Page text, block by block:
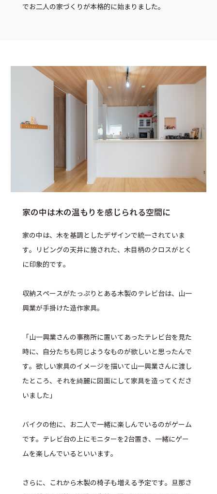
でお二人の家づくりが本格的に始まりました。
家の中は木の温もりを感じられる空間に
家の中は、木を基調としたデザインで統一されていま
す。リビングの天井に施された、木目柄のクロスがとく
に印象的です。
収納スペースがたっぷりとある木製のテレビ台は、山一
興業が手掛けた造作家具。
「山一興業さんの事務所に置いてあったテレビ台を見た
時に、自分たちも同じようなものが欲しいと思ったんで
す。欲しい家具のイメージを描いて山一興業さんに渡し
たところ、それを綺麗に図面にして家具を造ってくださ
いました」
バイクの他に、お二人で一緒に楽しんでいるのがゲーム
です。テレビ台の上にモニターを2台置き、一緒にゲー
ムを楽しんでいるといいます。
さらに、これから木製の椅子も増える予定です。旦那さ